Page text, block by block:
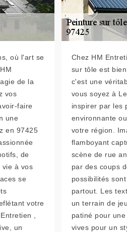
où l'art se
de la
vos
faire
une
en 97425
de
vie à vos
se
votre
,
un
Chez HM
sur tôle est
c'est une
vous soyez à
inspirer par les
environnante
votre région.
flamboyant
scène de rue
par des coups
possibilités
partout. Les
un terrain de
patiné pour
vives pour un